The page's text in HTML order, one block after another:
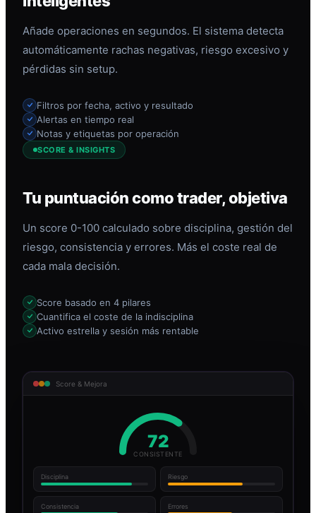
Añade operaciones en segundos. El sistema detecta
automáticamente rachas negativas, riesgo excesivo y
pérdidas sin setup.
Filtros por fecha, activo y resultado
Alertas en tiempo real
Notas y etiquetas por operación
SCORE & INSIGHTS
Tu puntuación como trader, objetiva
Un score 0-100 calculado sobre disciplina, gestión del
riesgo, consistencia y errores. Más el coste real de
cada mala decisión.
Score basado en 4 pilares
Cuantifica el coste de la indisciplina
Activo estrella y sesión más rentable
Score & Mejora
72
CONSISTENTE
Disciplina Riesgo
Consistencia Errores